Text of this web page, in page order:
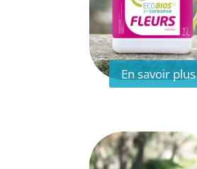
En savoir plus